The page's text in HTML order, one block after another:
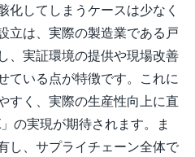
化してしまうケースは少なく
立は、実際の製造業である戸
、実証環境の提供や現場改善
ている点が特徴です。これに
すく、実際の生産性向上に直
の実現が期待されます。ま
し、サプライチェーン全体で